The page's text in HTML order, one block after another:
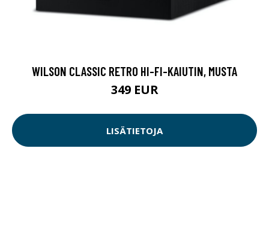
WILSON CLASSIC RETRO HI-FI-KAIUTIN, MUSTA
349 EUR
LISÄTIETOJA